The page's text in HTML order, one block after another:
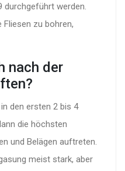
durchgeführt werden.
zu bohren,
nach der
den ersten 2 bis 4
die höchsten
und Belägen auftreten.
meist stark, aber